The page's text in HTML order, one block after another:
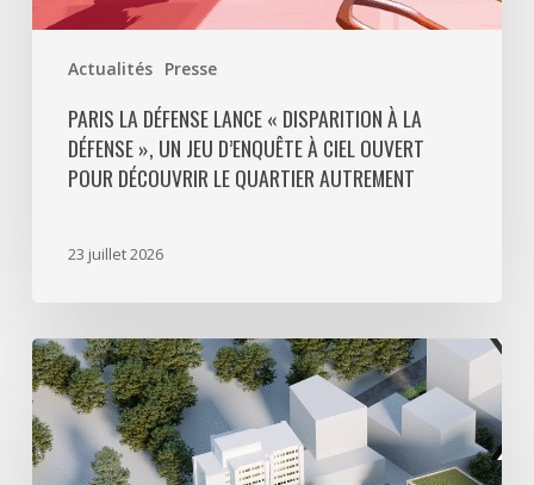
Actualités Presse
ciel
découvrir
quartier
PARIS LA DÉFENSE LANCE « DISPARITION À LA
DÉFENSE », UN JEU D’ENQUÊTE À CIEL OUVERT
POUR DÉCOUVRIR LE QUARTIER AUTREMENT
23 juillet 2026
Avec
5
actes
signés
pour